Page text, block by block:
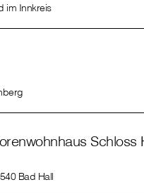
im Innkreis
Schloss
Bad Hall